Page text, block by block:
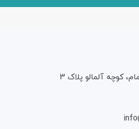
کوچه آلمالو پلاک 3